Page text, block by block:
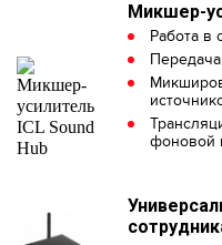
Микшер-
Работа в
фоновой